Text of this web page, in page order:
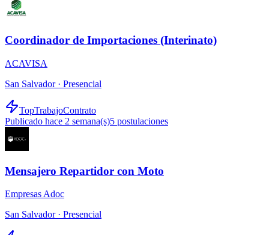
Coordinador de Importaciones (Interinato)
ACAVISA
San Salvador · Presencial
TopTrabajoContrato
Publicado hace 2 semana(s)5 postulaciones
Mensajero Repartidor con Moto
Empresas Adoc
San Salvador · Presencial